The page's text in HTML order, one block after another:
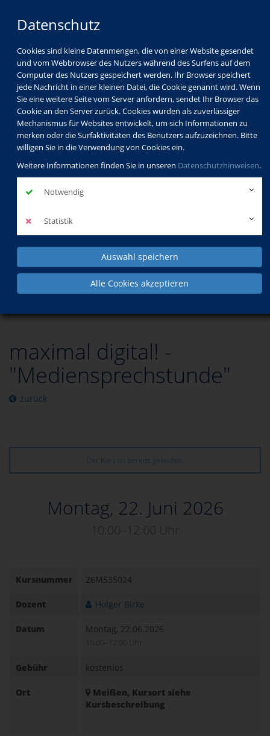
Datenschutz
Cookies sind kleine Datenmengen, die von einer Website gesendet
und vom Webbrowser des Nutzers während des Surfens auf dem
Computer des Nutzers gespeichert werden. Ihr Browser speichert
jede Nachricht in einer kleinen Datei, die Cookie genannt wird. Wenn
Sie eine weitere Seite vom Server anfordern, sendet Ihr Browser das
Cookie an den Server zurück. Cookies wurden als zuverlässiger
Mechanismus für Websites entwickelt, um sich Informationen zu
merken oder die Surfaktivitäten des Benutzers aufzuzeichnen. Bitte
willigen Sie in die Verwendung von Cookies ein.
Weitere Informationen finden Sie in unseren Datenschutzhinweisen.
Notwendig
Statistik
Auswahl speichern
Alle Cookies akzeptieren
Beruf & Medien
Kommunikation im Web
Sicherheit im Internet
maximal digital! -
"Mediensprechstunde"
zurück
Der Kurs ist bereits gelaufen.
Montag, 22. Juni 2026
10:00–12:00 Uhr
Kursnummer 26M535024
Dozent Holger Birke
Datum Montag, 22.06.2026
Gebühr kostenlos
Ort
Meißen, Kursort siehe
Kursbeschreibung